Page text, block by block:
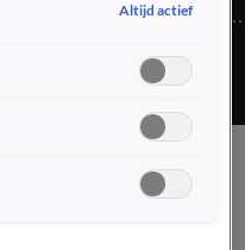
de maximale tijdelijke
kan worden gehouden.
Altijd actief